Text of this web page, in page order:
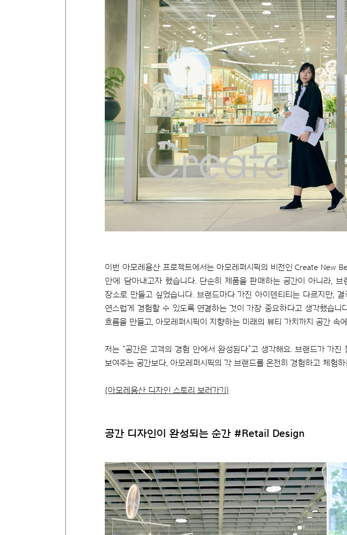
이번 아모레용산 프로젝트에서는 아모레퍼시픽의 비전인 Create New
안에 담아내고자 했습니다. 단순히 제품을 판매하는 공간이 아니라,
장소로 만들고 싶었습니다. 브랜드마다 가진 아이덴티티는 다르지만,
연스럽게 경험할 수 있도록 연결하는 것이 가장 중요하다고 생각했습
흐름을 만들고, 아모레퍼시픽이 지향하는 미래의 뷰티 가치까지 공간 속
저는 “공간은 고객의 경험 안에서 완성된다”고 생각해요. 브랜드가 가
보여주는 공간보다, 아모레퍼시픽의 각 브랜드를 온전히 경험하고 체험
(아모레용산 디자인 스토리 보러가기)
공간 디자인이 완성되는 순간 #Retail Design